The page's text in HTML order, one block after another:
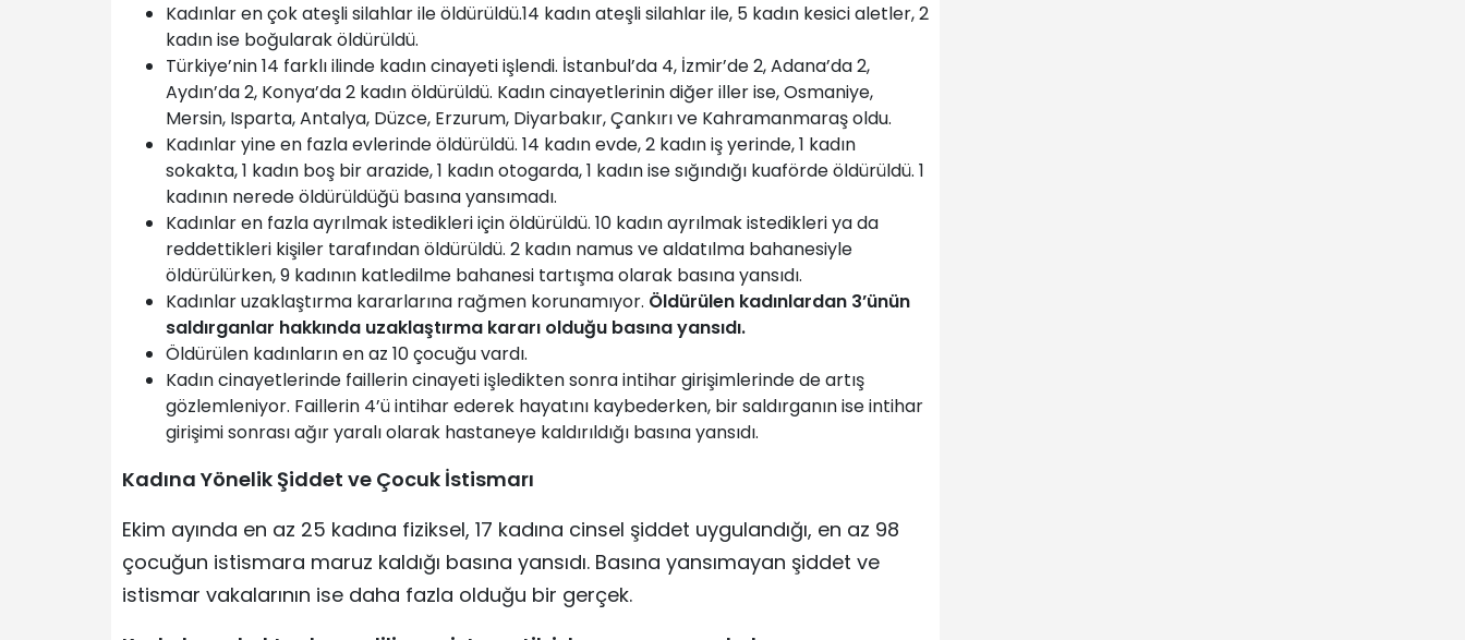
Kadınlar en çok ateşli silahlar ile öldürüldü.14 kadın ateşli silahlar ile, 5 kadın kesici aletler, 2
kadın ise boğularak öldürüldü.
Türkiye’nin 14 farklı ilinde kadın cinayeti işlendi. İstanbul’da 4, İzmir’de 2, Adana’da 2,
Aydın’da 2, Konya’da 2 kadın öldürüldü. Kadın cinayetlerinin diğer iller ise, Osmaniye,
Mersin, Isparta, Antalya, Düzce, Erzurum, Diyarbakır, Çankırı ve Kahramanmaraş oldu.
Kadınlar yine en fazla evlerinde öldürüldü. 14 kadın evde, 2 kadın iş yerinde, 1 kadın
sokakta, 1 kadın boş bir arazide, 1 kadın otogarda, 1 kadın ise sığındığı kuaförde öldürüldü. 1
kadının nerede öldürüldüğü basına yansımadı.
Kadınlar en fazla ayrılmak istedikleri için öldürüldü. 10 kadın ayrılmak istedikleri ya da
reddettikleri kişiler tarafından öldürüldü. 2 kadın namus ve aldatılma bahanesiyle
öldürülürken, 9 kadının katledilme bahanesi tartışma olarak basına yansıdı.
Kadınlar uzaklaştırma kararlarına rağmen korunamıyor. Öldürülen kadınlardan 3’ünün
saldırganlar hakkında uzaklaştırma kararı olduğu basına yansıdı.
Öldürülen kadınların en az 10 çocuğu vardı.
Kadın cinayetlerinde faillerin cinayeti işledikten sonra intihar girişimlerinde de artış
gözlemleniyor. Faillerin 4’ü intihar ederek hayatını kaybederken, bir saldırganın ise intihar
girişimi sonrası ağır yaralı olarak hastaneye kaldırıldığı basına yansıdı.
Kadına Yönelik Şiddet ve Çocuk İstismarı
Ekim ayında en az 25 kadına fiziksel, 17 kadına cinsel şiddet uygulandığı, en az 98
çocuğun istismara maruz kaldığı basına yansıdı. Basına yansımayan şiddet ve
istismar vakalarının ise daha fazla olduğu bir gerçek.